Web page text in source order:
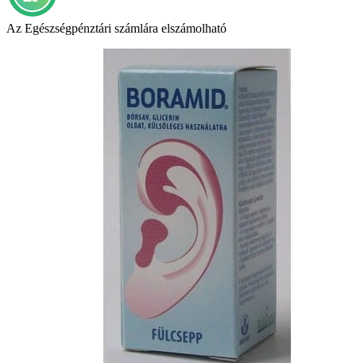
Az Egészségpénztári számlára elszámolható